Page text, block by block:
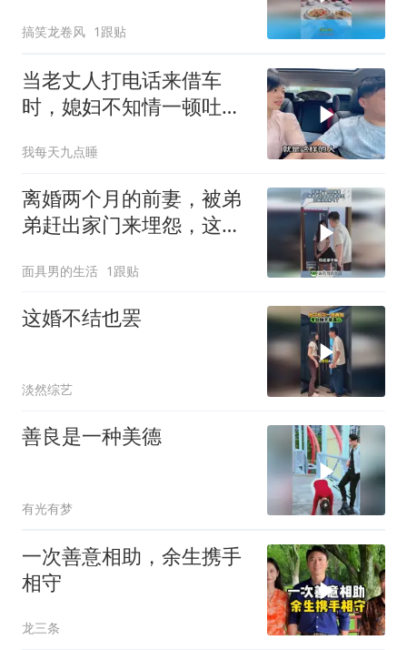
搞笑龙卷风 1跟贴
当老丈人打电话来借车
时，媳妇不知情一顿吐
我每天九点睡
离婚两个月的前妻，被弟
弟赶出家门来埋怨，这做
面具男的生活 1跟贴
这婚不结也罢
淡然综艺
善良是一种美德
有光有梦
一次善意相助，余生携手
相守
龙三条